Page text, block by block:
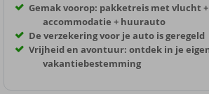
Gemak voorop: pakketreis met vlucht +
accommodatie + huurauto
De verzekering voor je auto is geregeld
Vrijheid en avontuur: ontdek in je
vakantiebestemming